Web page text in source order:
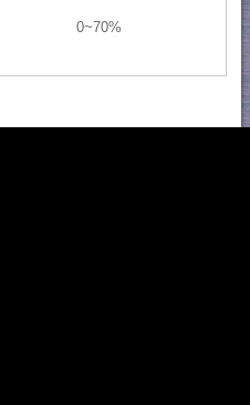
0~70%